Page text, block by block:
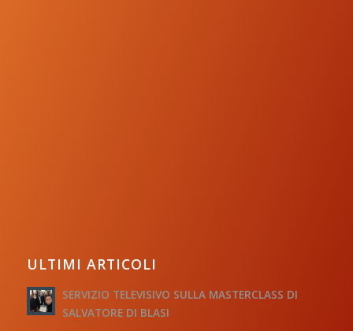
ULTIMI ARTICOLI
SERVIZIO TELEVISIVO SULLA MASTERCLASS DI
SALVATORE DI BLASI